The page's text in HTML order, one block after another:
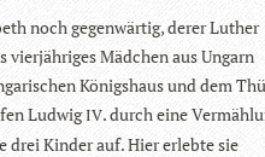
noch gegen­wär­tig, derer Luther
vier­jäh­ri­ges Mäd­chen aus Ungarn
Königs­haus und dem
Lud­wigIV. durch eine
drei Kin­der auf. Hier erlebte sie